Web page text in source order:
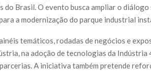
do Brasil. O evento busca ampliar o
a modernização do parque industrial
temáticos, rodadas de negócios e
na adoção de tecnologias da Indústria
A iniciativa também pretende